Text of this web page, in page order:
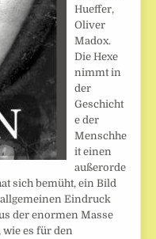
Hueffer,
Oliver
Madox.
Die Hexe
nimmt in
der
Geschicht
e der
Menschhe
it einen
außerorde
sich bemüht, ein Bild
Eindruck
der enormen Masse
es für den